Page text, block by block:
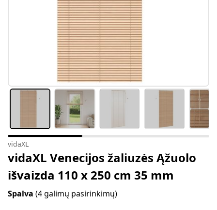
vidaXL
vidaXL Venecijos žaliuzės Ąžuolo
išvaizda 110 x 250 cm 35 mm
Spalva (4 galimų pasirinkimų)